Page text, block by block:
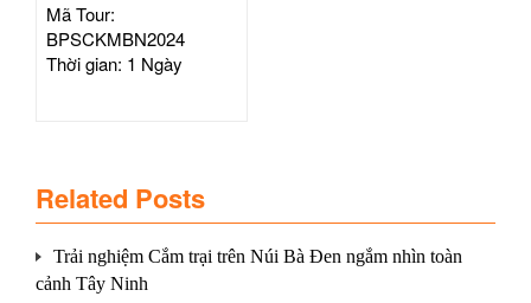
Mã Tour:
BPSCKMBN2024
Thời gian: 1 Ngày
Related Posts
Trải nghiệm Cắm trại trên Núi Bà Đen ngắm nhìn toàn
cảnh Tây Ninh